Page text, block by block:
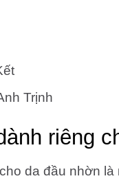
Trịnh
riêng
da đầu nhờn